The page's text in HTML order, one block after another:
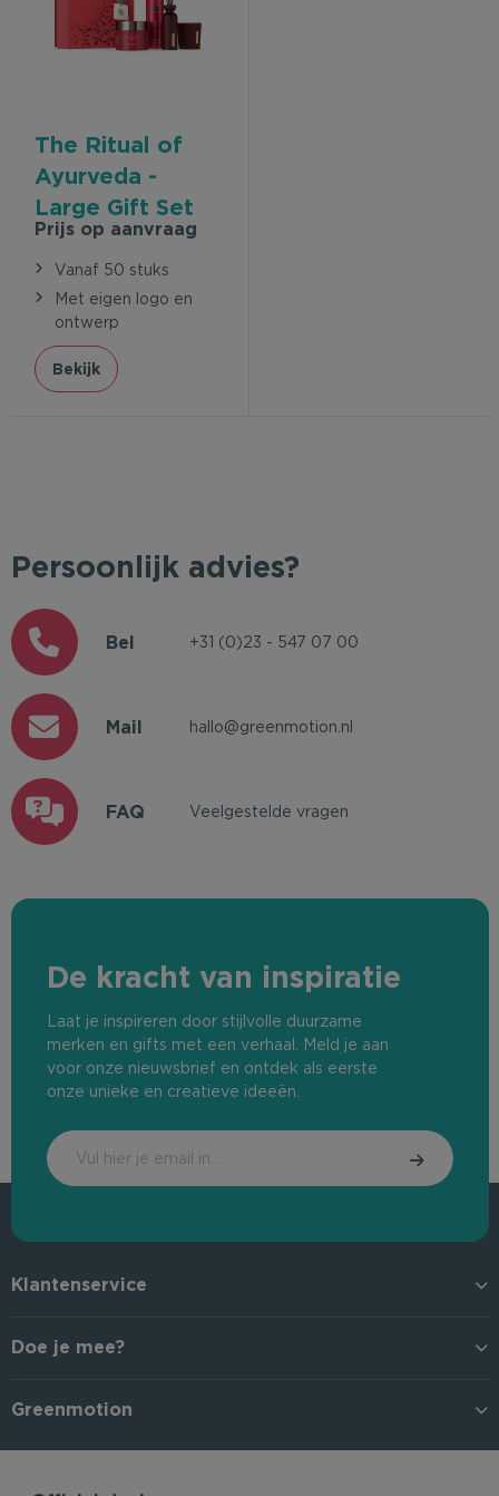
The Ritual of
Ayurveda -
Large Gift Set
Prijs op aanvraag
Vanaf 50 stuks
Met eigen logo en
ontwerp
Bekijk
Persoonlijk advies?
Bel +31 (0)23 - 547 07 00
Mail hallo@greenmotion.nl
FAQ Veelgestelde vragen
De kracht van inspiratie
Laat je inspireren door stijlvolle duurzame
merken en gifts met een verhaal. Meld je aan
voor onze nieuwsbrief en ontdek als eerste
onze unieke en creatieve ideeën.
Klantenservice
Doe je mee?
Greenmotion